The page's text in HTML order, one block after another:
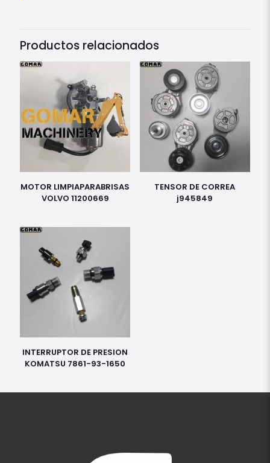
Productos relacionados
MOTOR LIMPIAPARABRISAS
VOLVO 11200669
TENSOR DE CORREA
j945849
INTERRUPTOR DE PRESION
KOMATSU 7861-93-1650